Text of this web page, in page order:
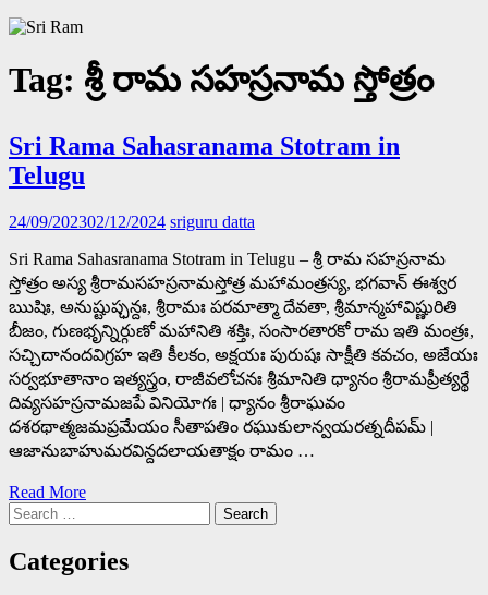
Tag: శ్రీ రామ సహస్రనామ స్తోత్రం
Sri Rama Sahasranama Stotram in
Telugu
24/09/202302/12/2024 sriguru datta
Sri Rama Sahasranama Stotram in Telugu – శ్రీ రామ సహస్రనామ
స్తోత్రం అస్య శ్రీరామసహస్రనామస్తోత్ర మహామంత్రస్య, భగవాన్ ఈశ్వర
ఋషిః, అనుష్టుప్ఛన్దః, శ్రీరామః పరమాత్మా దేవతా, శ్రీమాన్మహావిష్ణురితి
బీజం, గుణభృన్నిర్గుణో మహానితి శక్తిః, సంసారతారకో రామ ఇతి మంత్రః,
సచ్చిదానందవిగ్రహ ఇతి కీలకం, అక్షయః పురుషః సాక్షీతి కవచం, అజేయః
సర్వభూతానాం ఇత్యస్త్రం, రాజీవలోచనః శ్రీమానితి ధ్యానం శ్రీరామప్రీత్యర్థే
దివ్యసహస్రనామజపే వినియోగః | ధ్యానం శ్రీరాఘవం
దశరథాత్మజమప్రమేయం సీతాపతిం రఘుకులాన్వయరత్నదీపమ్ |
ఆజానుబాహుమరవిన్దదలాయతాక్షం రామం …
Read More
Search
for:
Categories